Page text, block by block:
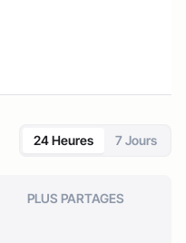
24 Heures 7 Jours
PLUS PARTAGES